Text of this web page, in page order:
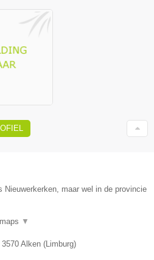
Nieuwerkerken, maar wel in de provincie
▼
3570 Alken (Limburg)